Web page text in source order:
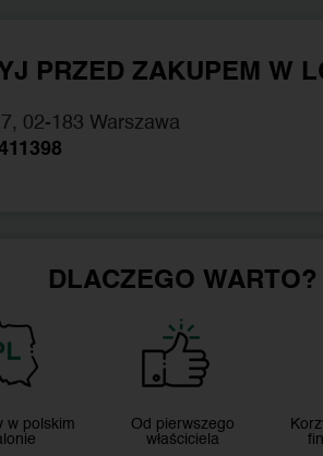
PRZED ZAKUPEM W
02-183 Warszawa
DLACZEGO WARTO?
w polskim
Od pierwszego
właściciela